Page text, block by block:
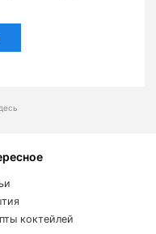
коктейлей